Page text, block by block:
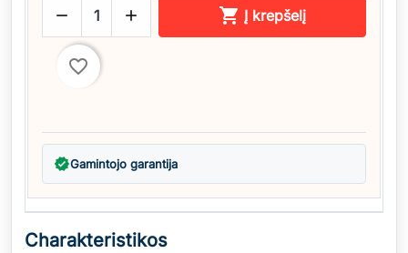
   Į krepšelį
favorite_border
verifiedGamintojo garantija
Charakteristikos